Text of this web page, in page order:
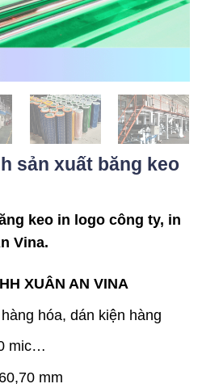
sản xuất băng keo
keo in logo công ty, in
Vina.
XUÂN AN VINA
hóa, dán kiện hàng
mic…
mm